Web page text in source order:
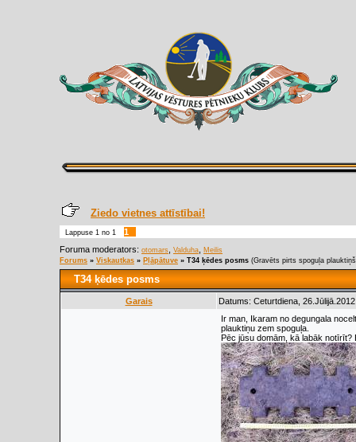
Ziedo vietnes attīstībai!
Lappuse 1 no 1
1
Foruma moderators: otomars Valduha
Meilis
Forums » Viskautkas » Pļāpātuve » T34 ķēdes posms (Gravēts pirts spoguļa
T34 ķēdes posms
Garais
Datums: Ceturtdiena,
Ir man, Ikaram no degungala
plauktiņu zem spoguļa.
Pēc jūsu domām, kā labāk